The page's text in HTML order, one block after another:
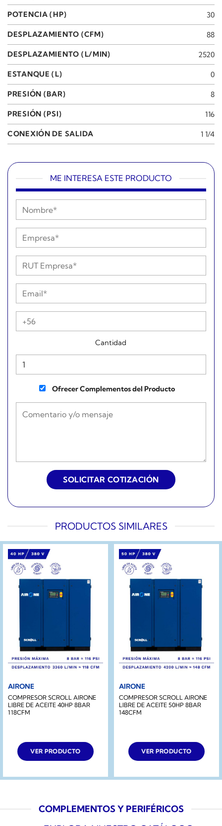
POTENCIA (HP) 30
DESPLAZAMIENTO (CFM) 88
DESPLAZAMIENTO (L/MIN) 2520
ESTANQUE (L) 0
PRESIÓN (BAR) 8
PRESIÓN (PSI) 116
CONEXIÓN DE SALIDA 1 1/4
ME INTERESA ESTE PRODUCTO
Cantidad
Ofrecer Complementos del Producto
PRODUCTOS SIMILARES
AIRONE
COMPRESOR SCROLL AIRONE
LIBRE DE ACEITE 40HP 8BAR
118CFM
VER PRODUCTO
AIRONE
COMPRESOR SCROLL AIRONE
LIBRE DE ACEITE 50HP 8BAR
148CFM
VER PRODUCTO
COMPLEMENTOS Y PERIFÉRICOS